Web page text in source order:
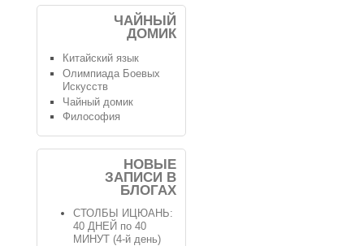
ЧАЙНЫЙ
ДОМИК
Китайский язык
Олимпиада Боевых
Искусств
Чайный домик
Философия
НОВЫЕ
ЗАПИСИ В
БЛОГАХ
СТОЛБЫ ИЦЮАНЬ:
40 ДНЕЙ по 40
МИНУТ (4-й день)